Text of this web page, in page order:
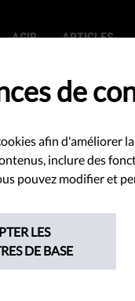
AGIR ARTICLES
Human Rights
une organisation non
publics. Depuis sa
politiques
de
afin d'améliorer
inclure des
pouvez modifier et
LES
DE BASE